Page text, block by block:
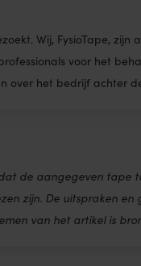
Wij, FysioTape,
voor het
over het bedrijf achter
de aangegeven tape
zijn. De uitspraken
van het artikel is